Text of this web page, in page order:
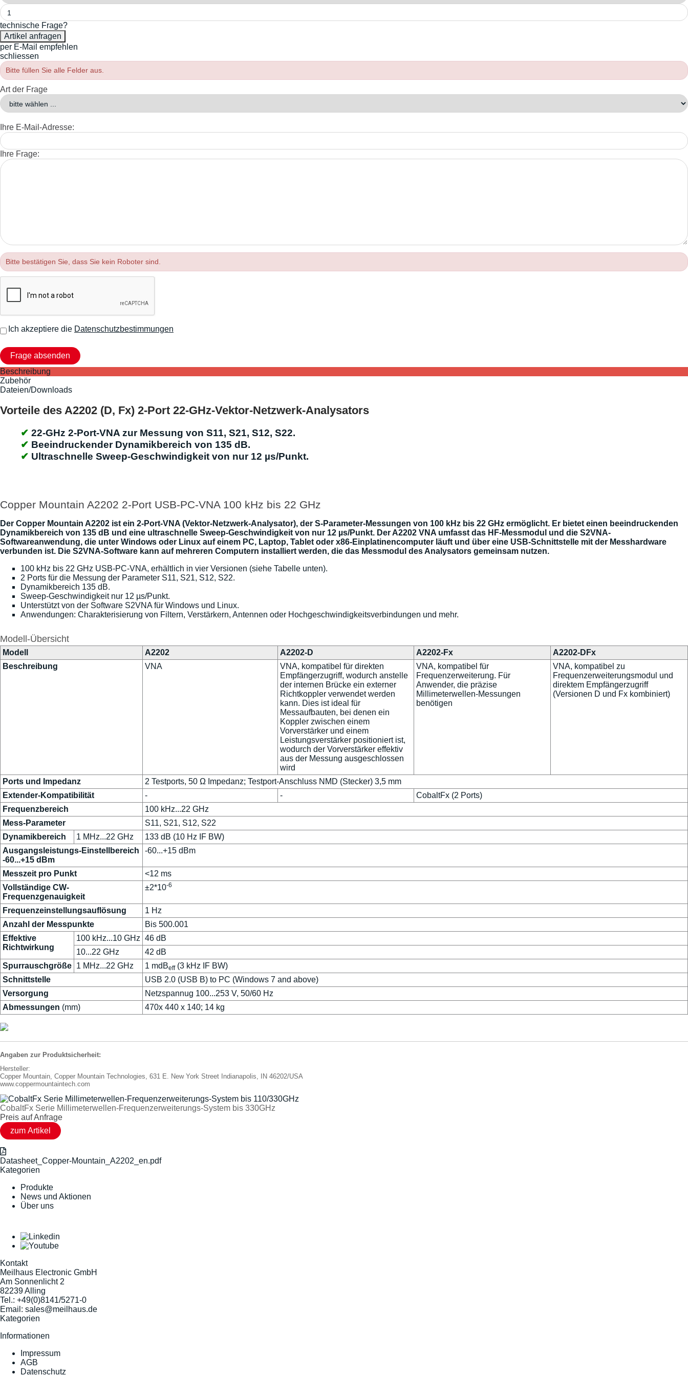
technische Frage?
per E-Mail empfehlen
schliessen
Bitte füllen Sie alle Felder aus.
Art der Frage
Ihre E-Mail-Adresse:
Ihre Frage:
Bitte bestätigen Sie, dass Sie kein Roboter sind.
Ich akzeptiere die Datenschutzbestimmungen
Beschreibung
Zubehör
Dateien/Downloads
Vorteile des A2202 (D, Fx) 2-Port 22-GHz-Vektor-Netzwerk-Analysators
22-GHz 2-Port-VNA zur Messung von S11, S21, S12, S22.
Beeindruckender Dynamikbereich von 135 dB.
Ultraschnelle Sweep-Geschwindigkeit von nur 12 µs/Punkt.
Copper Mountain A2202 2-Port USB-PC-VNA 100 kHz bis 22 GHz
Der Copper Mountain A2202 ist ein 2-Port-VNA (Vektor-Netzwerk-Analysator), der S-Parameter-Messungen von 100 kHz bis 22 GHz ermöglicht. Er bietet einen beeindruckenden
Dynamikbereich von 135 dB und eine ultraschnelle Sweep-Geschwindigkeit von nur 12 µs/Punkt. Der A2202 VNA umfasst das HF-Messmodul und die S2VNA-
Softwareanwendung, die unter Windows oder Linux auf einem PC, Laptop, Tablet oder x86-Einplatinencomputer läuft und über eine USB-Schnittstelle mit der Messhardware
verbunden ist. Die S2VNA-Software kann auf mehreren Computern installiert werden, die das Messmodul des Analysators gemeinsam nutzen.
100 kHz bis 22 GHz USB-PC-VNA, erhältlich in vier Versionen (siehe Tabelle unten).
2 Ports für die Messung der Parameter S11, S21, S12, S22.
Dynamikbereich 135 dB.
Sweep-Geschwindigkeit nur 12 µs/Punkt.
Unterstützt von der Software S2VNA für Windows und Linux.
Anwendungen: Charakterisierung von Filtern, Verstärkern, Antennen oder Hochgeschwindigkeitsverbindungen und mehr.
Modell-Übersicht
Modell A2202 A2202-D A2202-Fx
A2202-DFx
Beschreibung
VNA
VNA, kompatibel für direkten
Empfängerzugriff, wodurch anstelle
der internen Brücke ein externer
Richtkoppler verwendet werden
kann. Dies ist ideal für
Messaufbauten, bei denen ein
Koppler zwischen einem
Vorverstärker und einem
Leistungsverstärker positioniert ist,
wodurch der Vorverstärker effektiv
aus der Messung ausgeschlossen
wird
VNA, kompatibel für
Frequenzerweiterung. Für
Anwender, die präzise
Millimeterwellen-Messungen
benötigen
VNA, kompatibel zu
Frequenzerweiterungsmodul und
direktem Empfängerzugriff
(Versionen D und Fx kombiniert)
Ports und Impedanz
2 Testports, 50 Ω Impedanz; Testport-Anschluss NMD (Stecker) 3,5 mm
Extender-Kompatibilität
- -
CobaltFx (2 Ports)
Frequenzbereich
100 kHz...22 GHz
Mess-Parameter
S11, S21, S12, S22
Dynamikbereich
1 MHz...22 GHz
133 dB (10 Hz IF BW)
Ausgangsleistungs-Einstellbereich
-60...+15 dBm
-60...+15 dBm
Messzeit pro Punkt
<12 ms
Vollständige CW-
Frequenzgenauigkeit
±2*10-6
Frequenzeinstellungsauflösung
1 Hz
Anzahl der Messpunkte
Bis 500.001
Effektive
Richtwirkung
100 kHz...10 GHz 46 dB
10...22 GHz
42 dB
Spurrauschgröße 1 MHz...22 GHz 1 mdBeff(3 kHz IF BW)
Schnittstelle
USB 2.0 (USB B) to PC (Windows 7 and above)
Versorgung
Netzspannug 100...253 V, 50/60 Hz
Abmessungen (mm) 470x 440 x 140; 14 kg
Angaben zur Produktsicherheit:
Hersteller:
Copper Mountain, Copper Mountain Technologies, 631 E. New York Street Indianapolis, IN 46202/USA
www.coppermountaintech.com
CobaltFx Serie Millimeterwellen-Frequenzerweiterungs-System bis 330GHz
Preis auf Anfrage
Datasheet_Copper-Mountain_A2202_en.pdf
Kategorien
Produkte
News und Aktionen
Über uns
Kontakt
Meilhaus Electronic GmbH
Am Sonnenlicht 2
82239 Alling
Tel.: +49(0)8141/5271-0
Email: sales@meilhaus.de
Kategorien
Informationen
Impressum
AGB
Datenschutz